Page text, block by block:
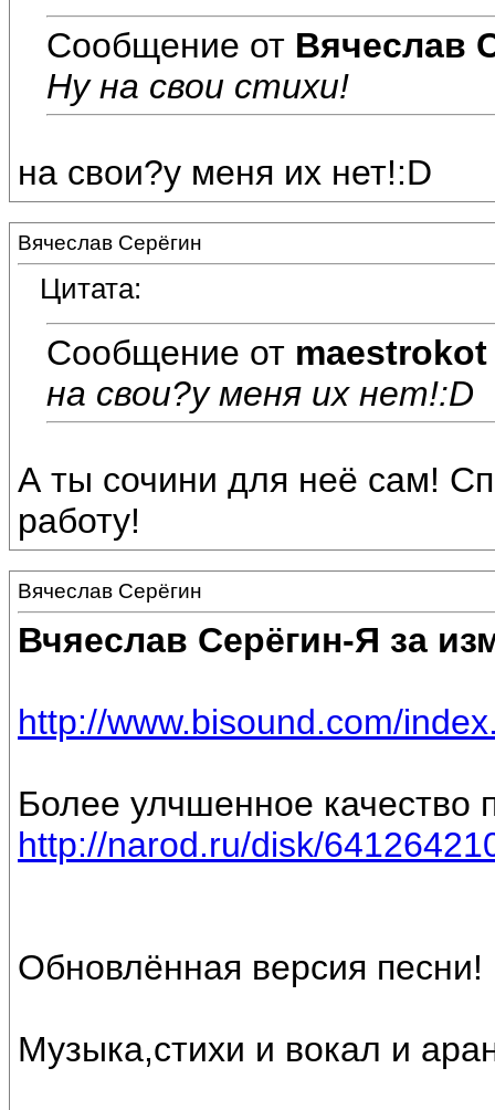
Сообщение от Вячеслав
Ну на свои стихи!
на свои?у меня их нет!:D
Вячеслав Серёгин
Цитата:
Сообщение от maestrokot
на свои?у меня их нет!:D
А ты сочини для неё сам!
работу!
Вячеслав Серёгин
Вчяеслав Серёгин-Я за
http://www.bisound.com/
Более улчшенное качество
http://narod.ru/disk/
Обновлённая версия песни!
Музыка,стихи и вокал и